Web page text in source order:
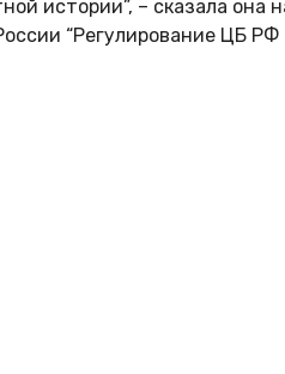
истории”, – сказала она
“Регулирование ЦБ